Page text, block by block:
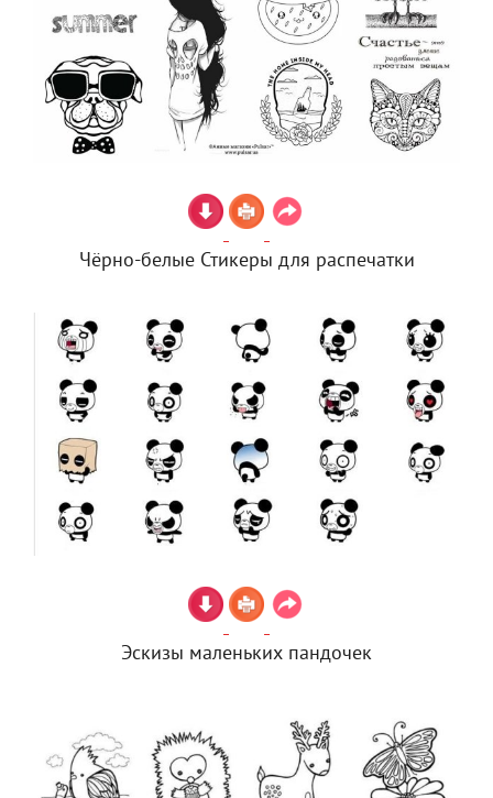
Чёрно-белые Стикеры для распечатки
Эскизы маленьких пандочек